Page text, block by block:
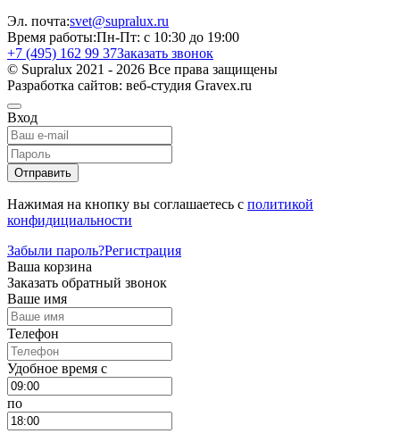
Эл. почта:svet@supralux.ru
Время работы:Пн-Пт: с 10:30 до 19:00
+7 (495) 162 99 37Заказать звонок
© Supralux 2021 - 2026 Все права защищены
Разработка сайтов: веб-студия Gravex.ru
Вход
Отправить
Нажимая на кнопку вы соглашаетесь с политикой
конфидициальности
Забыли пароль?Регистрация
Ваша корзина
Заказать обратный звонок
Ваше имя
Телефон
Удобное время c
по